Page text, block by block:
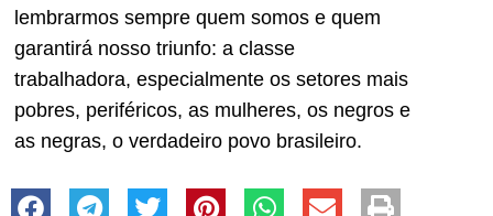
lembrarmos sempre quem somos e quem
garantirá nosso triunfo: a classe
trabalhadora, especialmente os setores mais
pobres, periféricos, as mulheres, os negros e
as negras, o verdadeiro povo brasileiro.